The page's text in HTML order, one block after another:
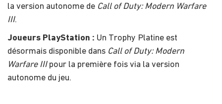
la version autonome de Call of Duty: Modern Warfare
III.
Joueurs PlayStation : Un Trophy Platine est
désormais disponible dans Call of Duty: Modern
Warfare IIIpour la première fois via la version
autonome du jeu.